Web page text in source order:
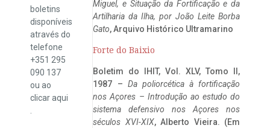
boletins
disponíveis
através do
telefone
+351 295
090 137
ou ao
clicaraqui
Miguel, e Situação da Fortificação e da
Artilharia da Ilha, por João Leite Borba
Gato, Arquivo Histórico Ultramarino
Forte do Baixio
Boletim do IHIT, Vol. XLV, Tomo II,
1987 – Da poliorcética à fortificação
nos Açores – Introdução ao estudo do
sistema defensivo nos Açores nos
séculos XVI-XIX, Alberto Vieira. (Em